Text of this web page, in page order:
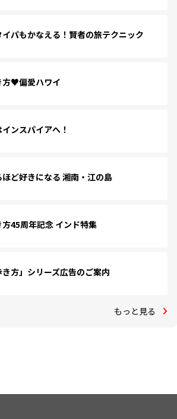
パもかなえる！賢者の旅テクニック
方♥偏愛ハワイ
ンスパイアへ！
ど好きになる 湘南・江の島
45周年記念 インド特集
き方」シリーズ広告のご案内
もっと見る